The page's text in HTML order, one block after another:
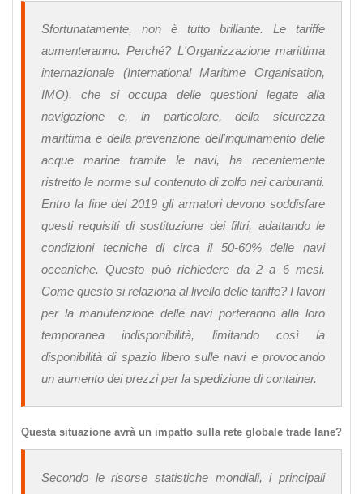
Sfortunatamente, non è tutto brillante. Le tariffe
aumenteranno. Perché? L'Organizzazione marittima
internazionale (International Maritime Organisation,
IMO), che si occupa delle questioni legate alla
navigazione e, in particolare, della sicurezza
marittima e della prevenzione dell'inquinamento delle
acque marine tramite le navi, ha recentemente
ristretto le norme sul contenuto di zolfo nei carburanti.
Entro la fine del 2019 gli armatori devono soddisfare
questi requisiti di sostituzione dei filtri, adattando le
condizioni tecniche di circa il 50-60% delle navi
oceaniche. Questo può richiedere da 2 a 6 mesi.
Come questo si relaziona al livello delle tariffe? I lavori
per la manutenzione delle navi porteranno alla loro
temporanea indisponibilità, limitando così la
disponibilità di spazio libero sulle navi e provocando
un aumento dei prezzi per la spedizione di container.
Questa situazione avrà un impatto sulla rete globale trade lane?
Secondo le risorse statistiche mondiali, i principali